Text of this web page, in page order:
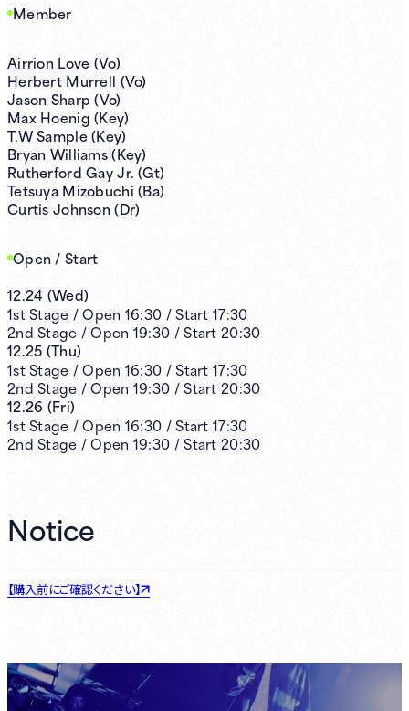
Member
Airrion Love (Vo)
Herbert Murrell (Vo)
Jason Sharp (Vo)
Max Hoenig (Key)
T.W Sample (Key)
Bryan Williams (Key)
Rutherford Gay Jr. (Gt)
Tetsuya Mizobuchi (Ba)
Curtis Johnson (Dr)
Open / Start
12.24 (Wed)
1stStage /Open 16:30 /Start 17:30
2nd Stage /Open 19:30 /Start 20:30
12.25 (Thu)
1stStage /Open 16:30 /Start 17:30
2nd Stage /Open 19:30 /Start 20:30
12.26 (Fri)
1stStage /Open 16:30 /Start 17:30
2nd Stage /Open 19:30 /Start 20:30
Notice
【購入前にご確認ください】